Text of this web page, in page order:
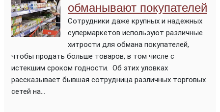
обманывают покупателей
Сотрудники даже крупных и надежных
супермаркетов используют различные
хитрости для обмана покупателей,
чтобы продать больше товаров, в том числе с
истекшим сроком годности. Об этих уловках
рассказывает бывшая сотрудница различных торговых
сетей на...